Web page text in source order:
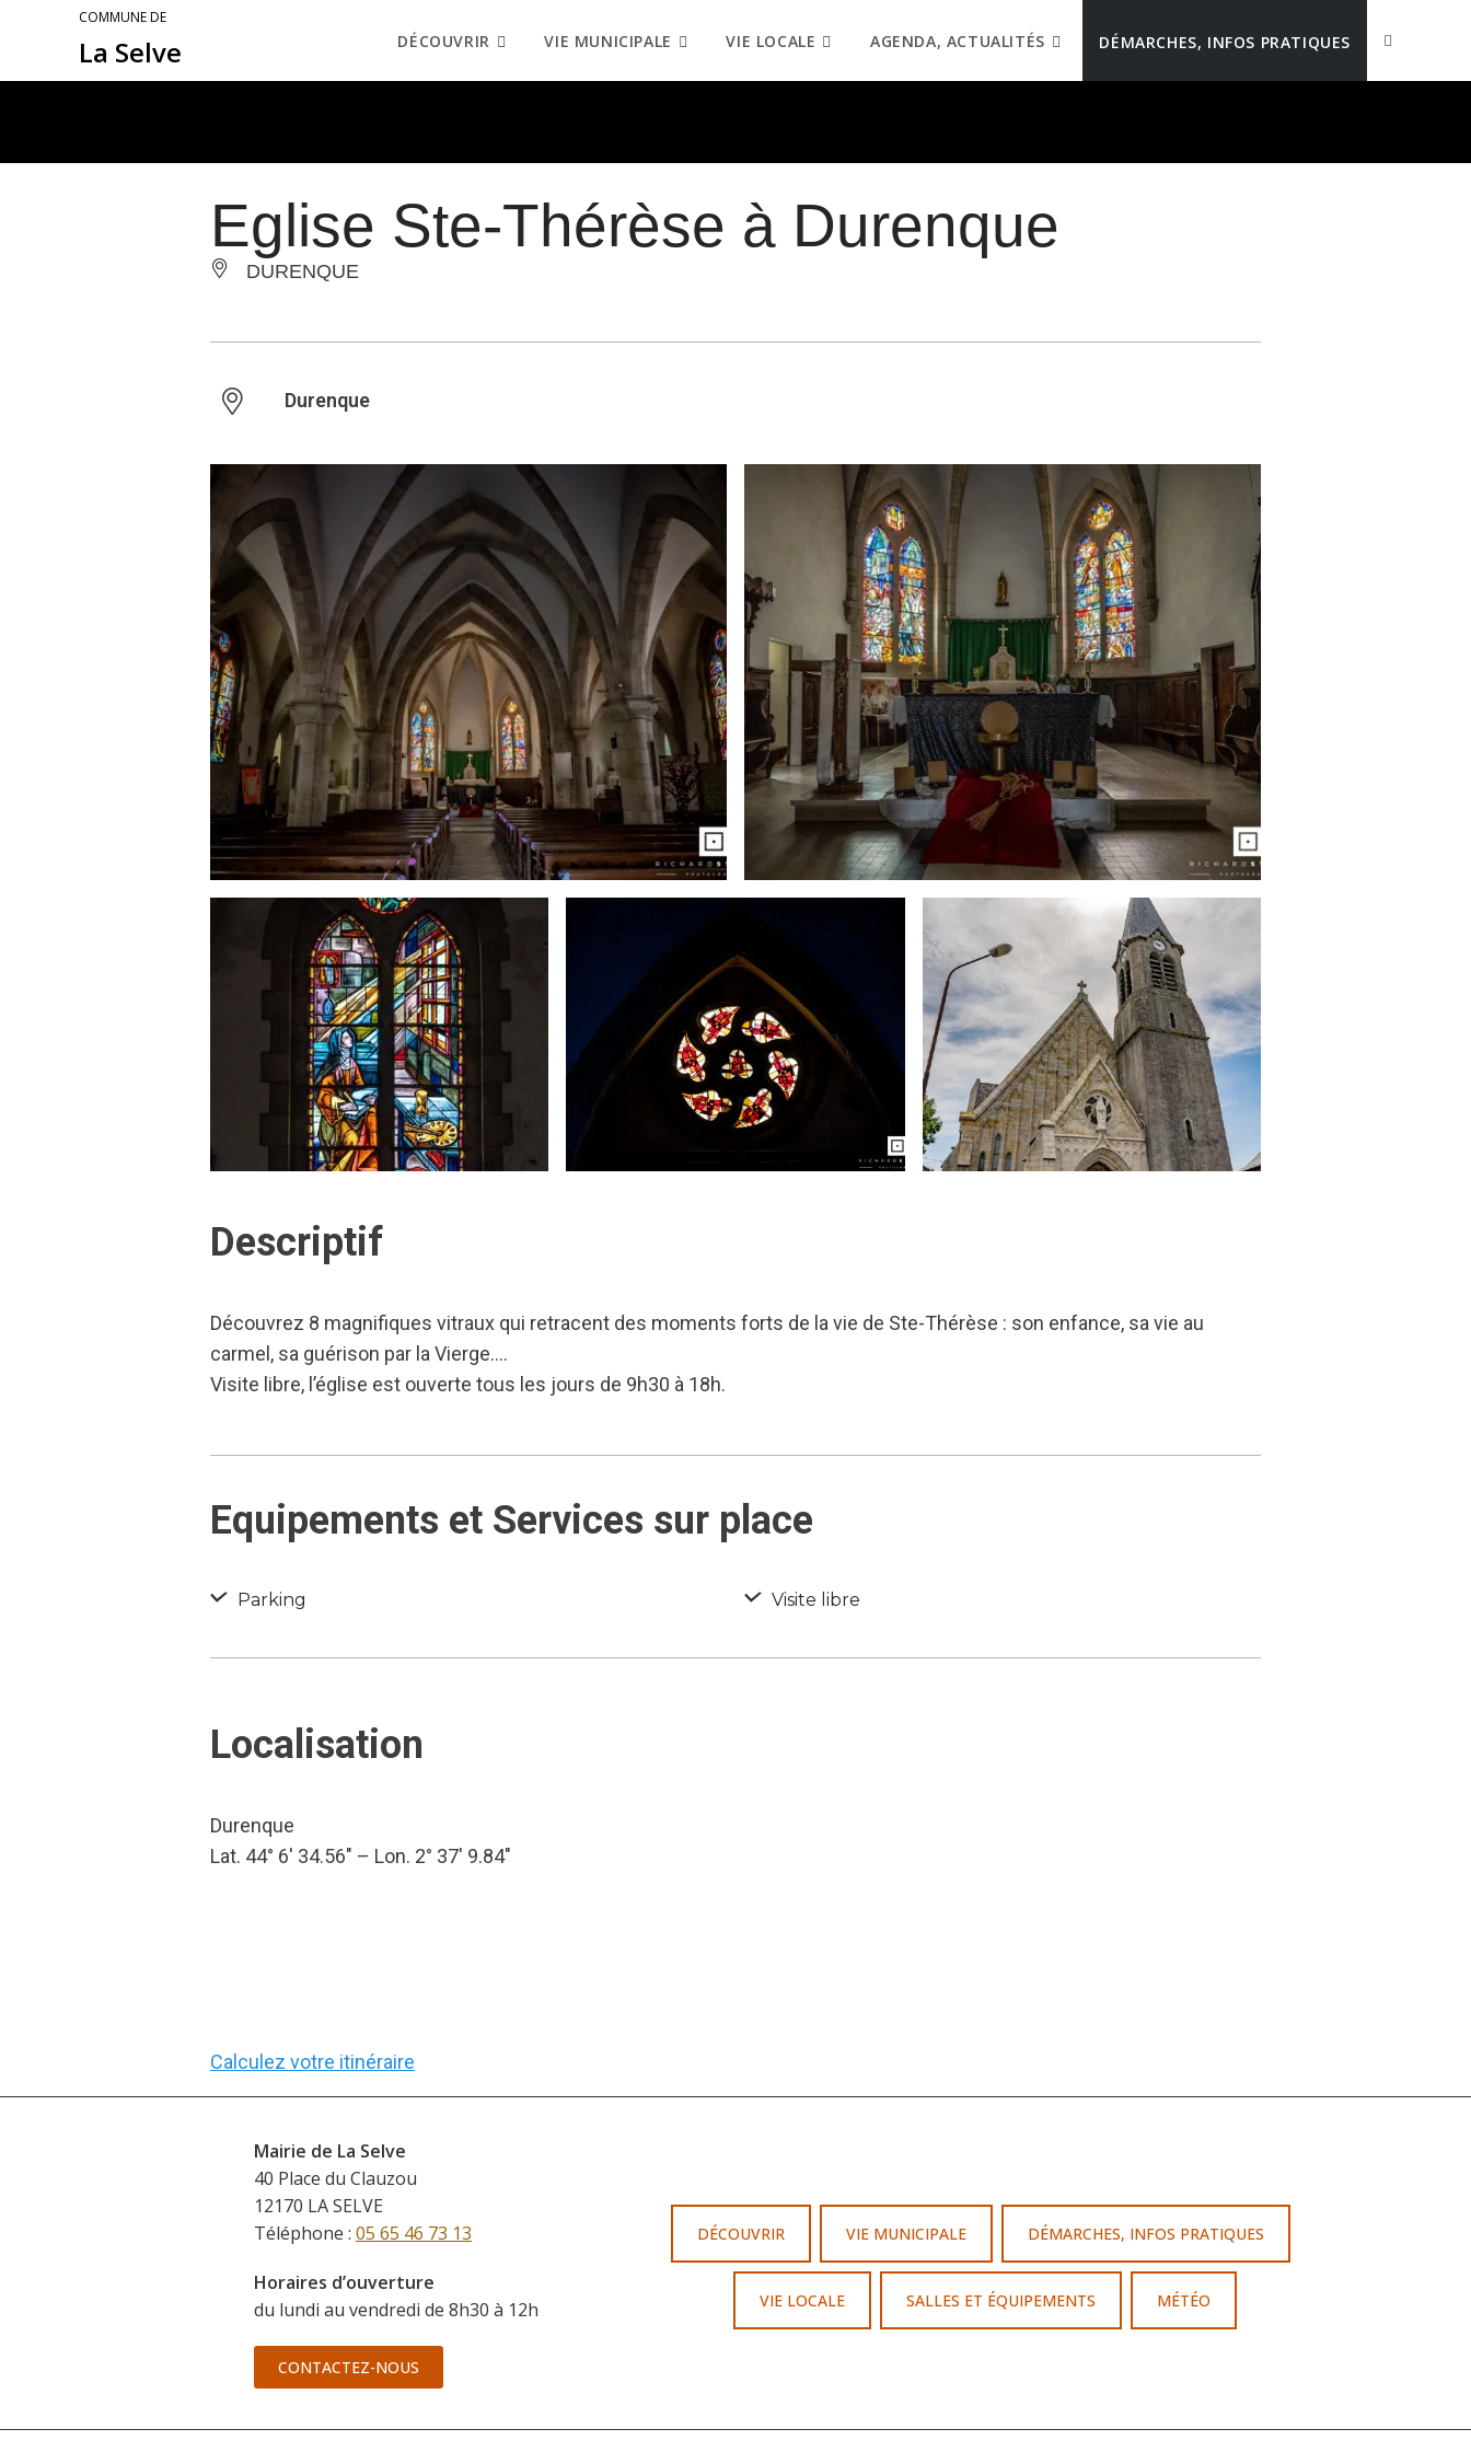
COMMUNE DE
La Selve DÉCOUVRIR VIE MUNICIPALE VIE LOCALE AGENDA, ACTUALITÉS DÉMARCHES, INFOS PRATIQUES
Eglise Ste-Thérèse à Durenque
DURENQUE
Durenque
Descriptif
Découvrez 8 magnifiques vitraux qui retracent des moments forts de la vie de Ste-Thérèse : son enfance, sa vie au
carmel, sa guérison par la Vierge….
Visite libre, l’église est ouverte tous les jours de 9h30 à 18h.
Equipements et Services sur place
Parking Visite libre
Localisation
Durenque
Lat. 44° 6′ 34.56″ – Lon. 2° 37′ 9.84″
Calculez votre itinéraire
Mairie de La Selve
40 Place du Clauzou
12170 LA SELVE
Téléphone : 05 65 46 73 13
Horaires d’ouverture
du lundi au vendredi de 8h30 à 12h
CONTACTEZ-NOUS
DÉCOUVRIR VIE MUNICIPALE DÉMARCHES, INFOS PRATIQUES
VIE LOCALE SALLES ET ÉQUIPEMENTS MÉTÉO